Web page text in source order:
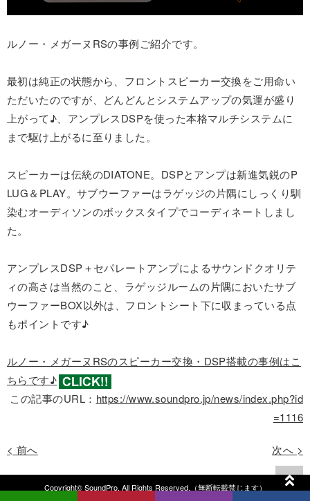
ルノー・メガーヌRSの事例ご紹介です。
最初は純正の状態から、フロントスピーカー交換をご用命い
ただいたのですが、どんどんとシステムアップの気運が盛り
上がって♪、アンプレスDSPを使った本格マルチシステムに
まで駆け上がるに至りました。
スピーカーは伝統のDIATONE。DSPとアンプは新進気鋭のP
LUG＆PLAY。サブウーファーはラゲッジの片隅にしっくり馴
染むオーディソンのボックスタイプでコーディネートしまし
た。
アンプレスDSP＋セパレートアンプによるサウンドクオリテ
ィの高さは当然のこと、ラゲッジルームの片隅においたサブ
ウーファーBOX以外は、フロントシート下に収まっている点
もポイントです♪
ルノー・メガーヌRSのスピーカー交換・DSP搭載の事例はこ
ちらです♪
この記事のURL： https://www.soundpro.jp/news/index.php?id
=1116
次へ >
< 前へ
Copyright© SoundPro. All Rights Reserved.（無断転載禁じます）